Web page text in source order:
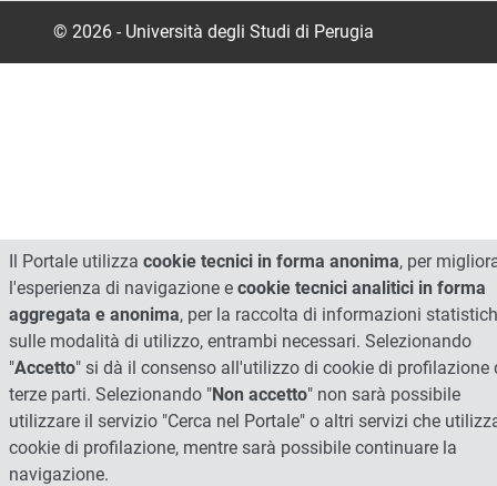
© 2026 - Università degli Studi di Perugia
Il Portale utilizza cookie tecnici in forma anonima, per
l'esperienza di navigazione e cookie tecnici analitici in forma
aggregata e anonima, per la raccolta di informazioni
sulle modalità di utilizzo, entrambi necessari. Selezionando
"Accetto" si dà il consenso all'utilizzo di cookie di profilazione
terze parti. Selezionando "Non accetto" non sarà possibile
utilizzare il servizio "Cerca nel Portale" o altri servizi che
cookie di profilazione, mentre sarà possibile continuare la
navigazione.